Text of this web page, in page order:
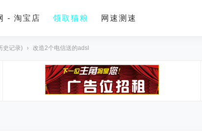
- 淘宝店 领取猫粮 网速测速
史记录) › 改造2个电信送的adsl